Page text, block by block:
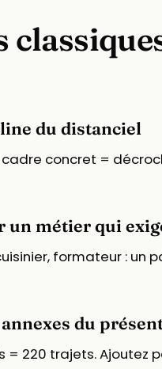
du distanciel
concret =
métier qui
formateur : un
du
= 220 trajets.